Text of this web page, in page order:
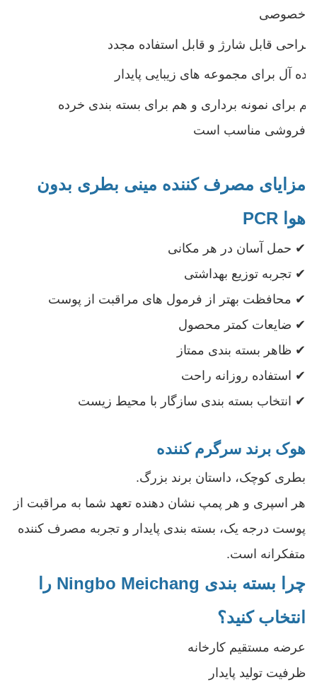
خصوصی
طراحی قابل شارژ و قابل استفاده مجدد
ایده آل برای مجموعه های زیبایی پایدار
هم برای نمونه برداری و هم برای بسته بندی خرده
فروشی مناسب است
مزایای مصرف کننده مینی بطری بدون
هوا PCR
✔ حمل آسان در هر مکانی
✔ تجربه توزیع بهداشتی
✔ محافظت بهتر از فرمول های مراقبت از پوست
✔ ضایعات کمتر محصول
✔ ظاهر بسته بندی ممتاز
✔ استفاده روزانه راحت
✔ انتخاب بسته بندی سازگار با محیط زیست
هوک برند سرگرم کننده
بطری کوچک، داستان برند بزرگ.
هر اسپری و هر پمپ نشان دهنده تعهد شما به مراقبت از
پوست درجه یک، بسته بندی پایدار و تجربه مصرف کننده
متفکرانه است.
چرا بسته بندی Ningbo Meichang را
انتخاب کنید؟
عرضه مستقیم کارخانه
ظرفیت تولید پایدار